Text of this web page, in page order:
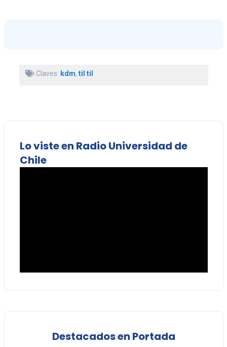
Claves: kdm, til til
Lo viste en Radio Universidad de
Chile
Destacados en Portada